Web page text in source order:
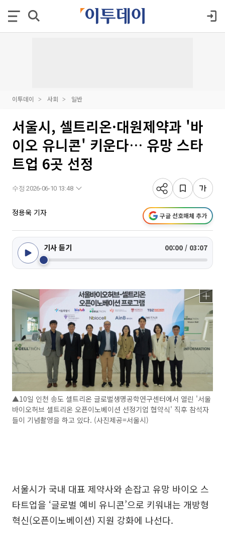
이투데이 사회 일반
서울시, 셀트리온·대원제약과 '바
이오 유니콘' 키운다… 유망 스타
트업 6곳 선정
수정 2026-06-10 13:48
정용욱 기자 구글 선호매체 추가
기사 듣기 00:00 / 03:07
▲10일 인천 송도 셀트리온 글로벌생명공학연구센터에서 열린 '서울
바이오허브 셀트리온 오픈이노베이션 선정기업 협약식' 직후 참석자
들이 기념촬영을 하고 있다. (사진제공=서울시)
서울시가 국내 대표 제약사와 손잡고 유망 바이오 스
타트업을 ‘글로벌 예비 유니콘’으로 키워내는 개방형
혁신(오픈이노베이션) 지원 강화에 나선다.